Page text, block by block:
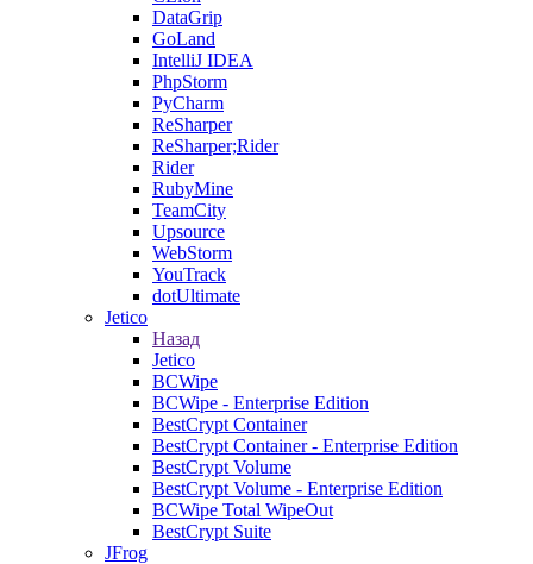
DataGrip
GoLand
IntelliJ IDEA
PhpStorm
PyCharm
ReSharper
ReSharper;Rider
Rider
RubyMine
TeamCity
Upsource
WebStorm
YouTrack
dotUltimate
Jetico
Назад
Jetico
BCWipe
BCWipe - Enterprise Edition
BestCrypt Container
BestCrypt Container - Enterprise Edition
BestCrypt Volume
BestCrypt Volume - Enterprise Edition
BCWipe Total WipeOut
BestCrypt Suite
JFrog